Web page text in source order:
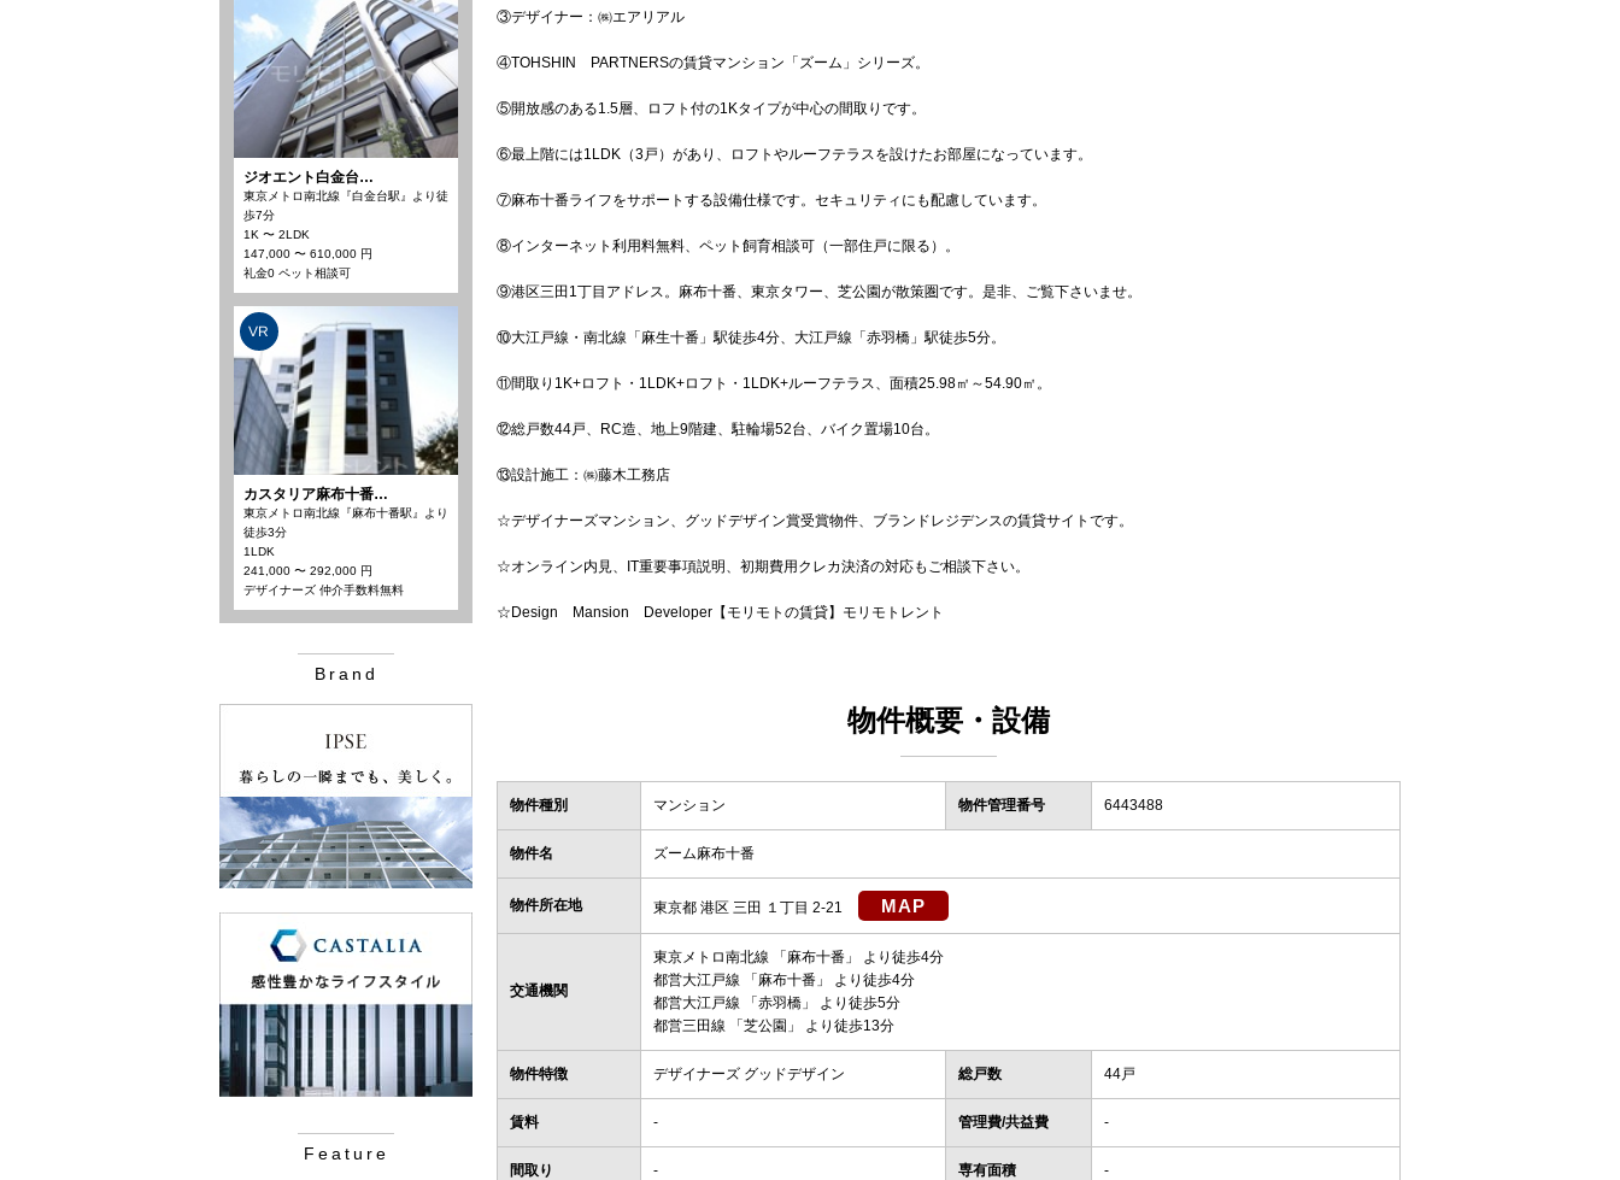
③デザイナー：㈱エアリアル
④TOHSHIN PARTNERSの賃貸マンション「ズーム」シリーズ。
⑤開放感のある1.5層、ロフト付の1Kタイプが中心の間取りです。
⑥最上階には1LDK（3戸）があり、ロフトやルーフテラスを設けたお部屋になっています。
⑦麻布十番ライフをサポートする設備仕様です。セキュリティにも配慮しています。
⑧インターネット利用料無料、ペット飼育相談可（一部住戸に限る）。
⑨港区三田1丁目アドレス。麻布十番、東京タワー、芝公園が散策圏です。是非、ご覧下さいませ。
⑩大江戸線・南北線「麻生十番」駅徒歩4分、大江戸線「赤羽橋」駅徒歩5分。
⑪間取り1K+ロフト・1LDK+ロフト・1LDK+ルーフテラス、面積25.98㎡～54.90㎡。
⑫総戸数44戸、RC造、地上9階建、駐輪場52台、バイク置場10台。
⑬設計施工：㈱藤木工務店
☆デザイナーズマンション、グッドデザイン賞受賞物件、ブランドレジデンスの賃貸サイトです。
☆オンライン内見、IT重要事項説明、初期費用クレカ決済の対応もご相談下さい。
☆Design Mansion Developer【モリモトの賃貸】モリモトレント
物件概要・設備
物件種別 マンション 物件管理番号 6443488
物件名 ズーム麻布十番
物件所在地 東京都 港区 三田 １丁目 2-21 MAP
交通機関
東京メトロ南北線 「 麻布十番 」 より徒歩4分
都営大江戸線 「 麻布十番 」 より徒歩4分
都営大江戸線 「 赤羽橋 」 より徒歩5分
都営三田線 「 芝公園 」 より徒歩13分
物件特徴 デザイナーズ グッドデザイン 総戸数 44戸
賃料 - 管理費/共益費 -
間取り - 専有面積 -
ジオエント白金台…
東京メトロ南北線『白金台駅』より徒
歩7分
1K 〜 2LDK
147,000 〜 610,000 円
礼金0 ペット相談可
VR
カスタリア麻布十番…
東京メトロ南北線『麻布十番駅』より
徒歩3分
1LDK
241,000 〜 292,000 円
デザイナーズ 仲介手数料無料
Brand
Feature